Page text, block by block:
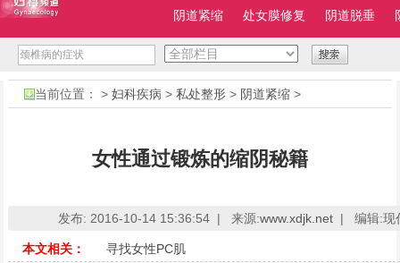
阴道紧缩 处女膜修复 阴道脱垂
当前位置： > 妇科疾病 > 私处整形> 阴道紧缩>
女性通过锻炼的缩阴秘籍
发布: 2016-10-14 15:36:54 | 来源:www.xdjk.net| 编辑:
本文相关： 寻找女性PC肌